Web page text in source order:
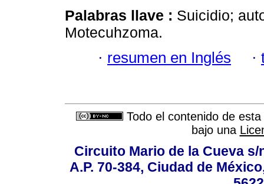
Palabras llave : Suicidio;
Motecuhzoma.
· resumen en Inglés ·
Todo el contenido de
bajo una
Circuito Mario de la Cueva
A.P. 70-384, Ciudad de